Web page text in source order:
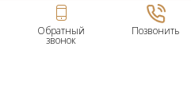
Обратный
звонок
Позвонить